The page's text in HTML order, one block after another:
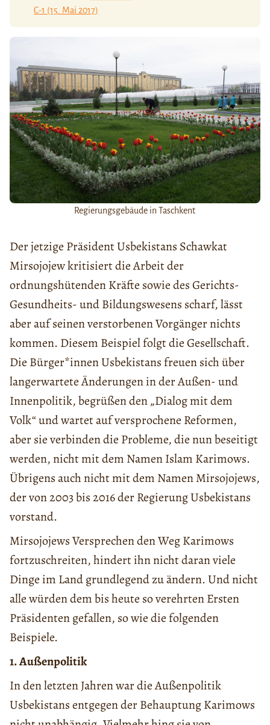
C-1 (15. Mai 2017)
Regierungsgebäude in Taschkent
Der jetzige Präsident Usbekistans Schawkat
Mirsojojew kritisiert die Arbeit der
ordnungshütenden Kräfte sowie des Gerichts-
Gesundheits- und Bildungswesens scharf, lässt
aber auf seinen verstorbenen Vorgänger nichts
kommen. Diesem Beispiel folgt die Gesellschaft.
Die Bürger*innen Usbekistans freuen sich über
langerwartete Änderungen in der Außen- und
Innenpolitik, begrüßen den „Dialog mit dem
Volk“ und wartet auf versprochene Reformen,
aber sie verbinden die Probleme, die nun beseitigt
werden, nicht mit dem Namen Islam Karimows.
Übrigens auch nicht mit dem Namen Mirsojojews,
der von 2003 bis 2016 der Regierung Usbekistans
vorstand.
Mirsojojews Versprechen den Weg Karimows
fortzuschreiten, hindert ihn nicht daran viele
Dinge im Land grundlegend zu ändern. Und nicht
alle würden dem bis heute so verehrten Ersten
Präsidenten gefallen, so wie die folgenden
Beispiele.
1. Außenpolitik
In den letzten Jahren war die Außenpolitik
Usbekistans entgegen der Behauptung Karimows